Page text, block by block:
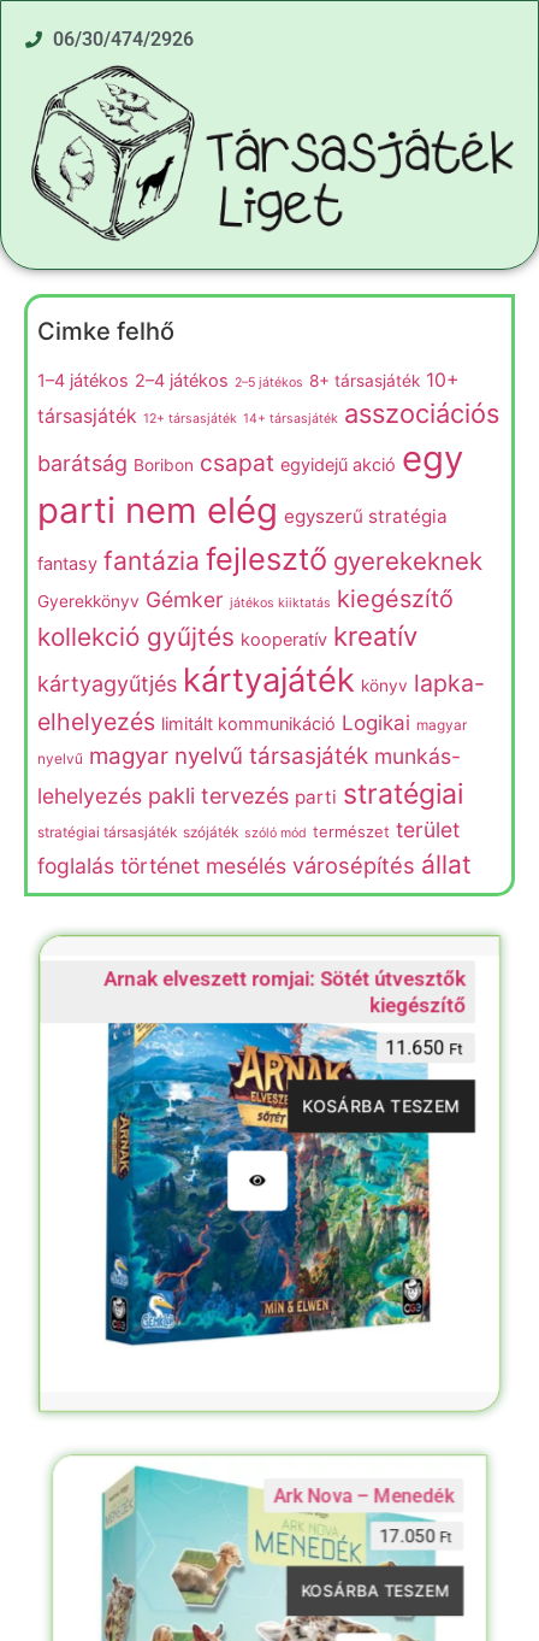
06/30/474/2926
Cimke felhő
1–4 játékos 2–4 játékos 2–5 játékos 8+ társasjáték 10+
társasjáték 12+ társasjáték 14+ társasjáték asszociációs
barátság Boribon csapat egyidejű akció egy
parti nem elég egyszerű stratégia
fantasy fantázia fejlesztő gyerekeknek
Gyerekkönyv Gémker játékos kiiktatás kiegészítő
kollekció gyűjtés kooperatív kreatív
kártyagyűtjés kártyajáték könyv lapka-
elhelyezés limitált kommunikáció Logikai magyar
nyelvű magyar nyelvű társasjáték munkás-
lehelyezés pakli tervezés parti stratégiai
stratégiai társasjáték szójáték szóló mód természet terület
foglalás történet mesélés városépítés állat
Arnak elveszett romjai: Sötét útvesztők
kiegészítő
11.650 Ft
KOSÁRBA TESZEM
Ark Nova – Menedék
17.050
KOSÁRBA TESZEM